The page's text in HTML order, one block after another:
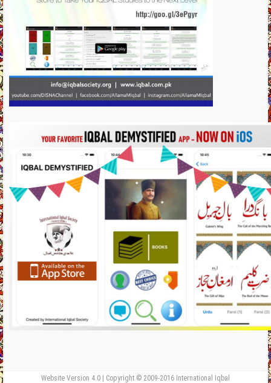
Website Version 4.0 | Copyright © 2009-2016 International Iqbal